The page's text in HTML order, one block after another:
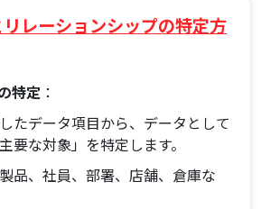
レーションシップの特定方
特定 ：
たデータ項目から、データとして
要な対象」を特定します。
品、社員、部署、店舗、倉庫な